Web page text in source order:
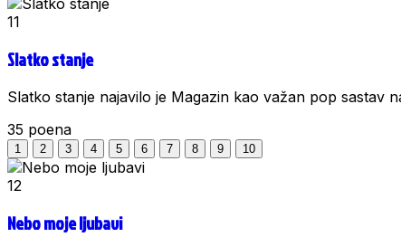
11
Slatko stanje
Slatko stanje najavilo je Magazin kao važan pop sastav
35 poena
1 2 3 4 5 6 7 8 9 10
12
Nebo moje ljubavi